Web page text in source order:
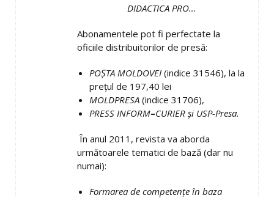
DIDACTICA PRO…
Abonamentele pot fi perfectate la
oficiile distribuitorilor de presă:
POŞTA MOLDOVEI (indice 31546), la la
preţul de 197,40 lei
MOLDPRESA (indice 31706),
PRESS INFORM–CURIER şi USP-Presa.
În anul 2011, revista va aborda
următoarele tematici de bază (dar nu
numai):
Formarea de competenţe în baza